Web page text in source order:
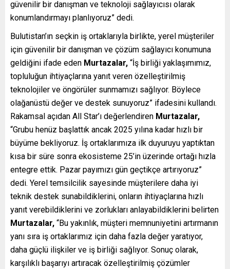
güvenilir bir danışman ve teknoloji sağlayıcısı olarak
konumlandırmayı planlıyoruz” dedi.
Bulutistan’ın seçkin iş ortaklarıyla birlikte, yerel müşteriler
için güvenilir bir danışman ve çözüm sağlayıcı konumuna
geldiğini ifade eden Murtazalar, “İş birliği yaklaşımımız,
topluluğun ihtiyaçlarına yanıt veren özelleştirilmiş
teknolojiler ve öngörüler sunmamızı sağlıyor. Böylece
olağanüstü değer ve destek sunuyoruz” ifadesini kullandı.
Rakamsal açıdan All Star’ı değerlendiren Murtazalar,
“Grubu henüz başlattık ancak 2025 yılına kadar hızlı bir
büyüme bekliyoruz. İş ortaklarımıza ilk duyuruyu yaptıktan
kısa bir süre sonra ekosisteme 25’in üzerinde ortağı hızla
entegre ettik. Pazar payımızı gün geçtikçe artırıyoruz”
dedi. Yerel temsilcilik sayesinde müşterilere daha iyi
teknik destek sunabildiklerini, onların ihtiyaçlarına hızlı
yanıt verebildiklerini ve zorlukları anlayabildiklerini belirten
Murtazalar, “Bu yakınlık, müşteri memnuniyetini artırmanın
yanı sıra iş ortaklarımız için daha fazla değer yaratıyor,
daha güçlü ilişkiler ve iş birliği sağlıyor. Sonuç olarak,
karşılıklı başarıyı artıracak özelleştirilmiş çözümler